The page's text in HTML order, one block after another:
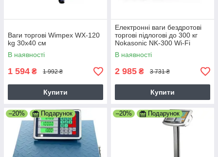
Ваги торгові Wimpex WX-120
kg 30x40 см
В наявності
1 594 ₴ 1 992 ₴
Купити
Електронні ваги бездротові
торгові підлогові до 300 кг
Nokasonic NK-300 Wi-Fi
420х520 мм
В наявності
2 985 ₴ 3 731 ₴
Купити
–20% Подарунок –20% Подарунок